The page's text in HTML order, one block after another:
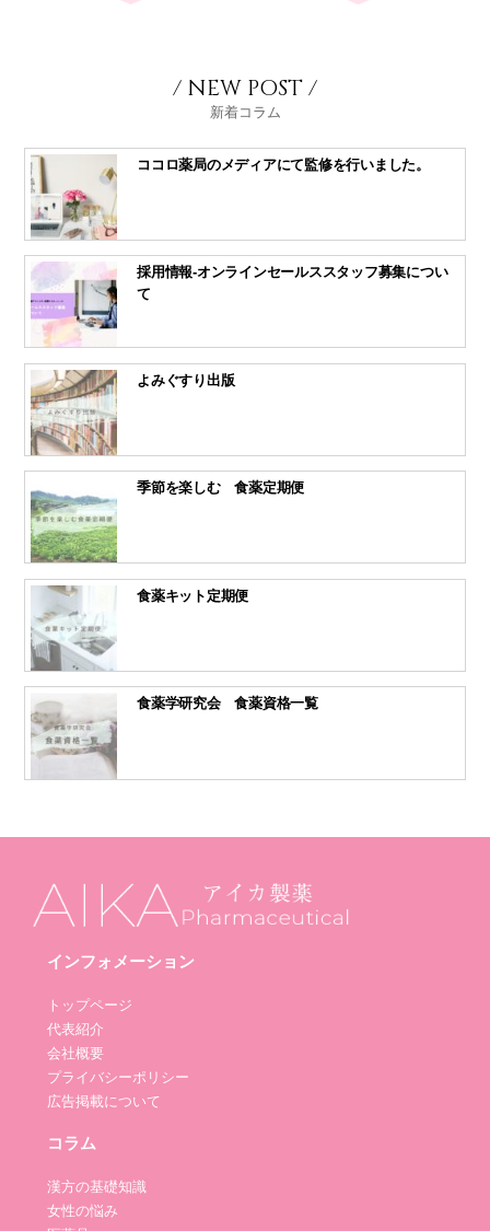
/ NEW POST /
新着コラム
ココロ薬局のメディアにて監修を行いました。
採用情報-オンラインセールススタッフ募集につい
て
よみぐすり出版
季節を楽しむ 食薬定期便
食薬キット定期便
食薬学研究会 食薬資格一覧
インフォメーション
トップページ
代表紹介
会社概要
プライバシーポリシー
広告掲載について
コラム
漢方の基礎知識
女性の悩み